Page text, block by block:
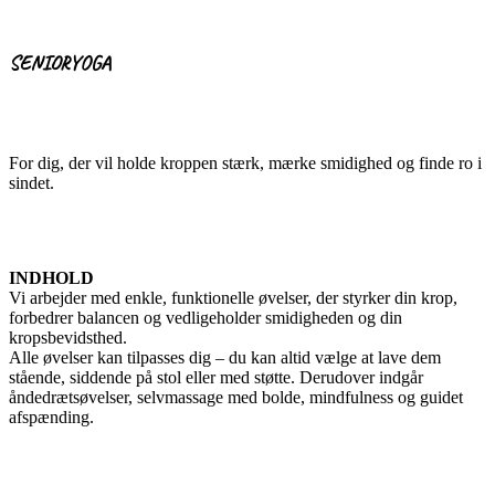
SENIORYOGA
For dig, der vil holde kroppen stærk, mærke smidighed og finde ro i
sindet.
INDHOLD
Vi arbejder med enkle, funktionelle øvelser, der styrker din krop,
forbedrer balancen og vedligeholder smidigheden og din
kropsbevidsthed.
Alle øvelser kan tilpasses dig – du kan altid vælge at lave dem
stående, siddende på stol eller med støtte. Derudover indgår
åndedrætsøvelser, selvmassage med bolde, mindfulness og guidet
afspænding.